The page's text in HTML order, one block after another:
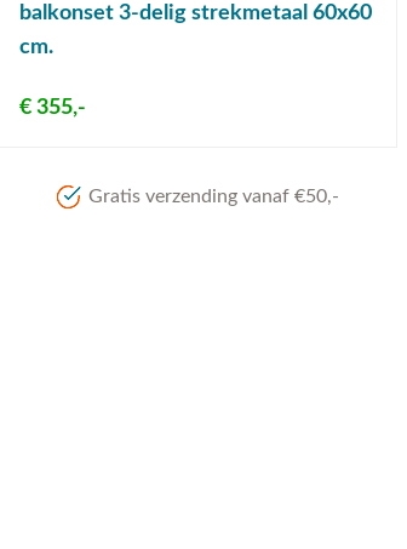
balkonset 3-delig strekmetaal 60x60
cm.
€ 355,-
Gratis verzending vanaf €50,-